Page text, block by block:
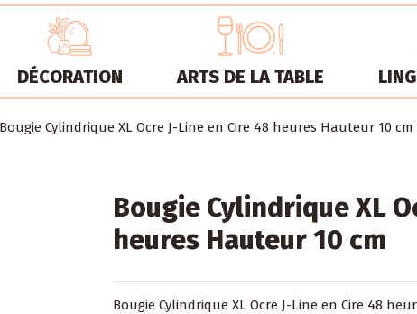
DÉCORATION ARTS DE LA TABLE
Bougie Cylindrique XL Ocre J-Line en Cire 48 heures Hauteur 10 cm
Bougie Cylindrique XL
heures Hauteur 10 cm
Bougie Cylindrique XL Ocre J-Line en Cire 48